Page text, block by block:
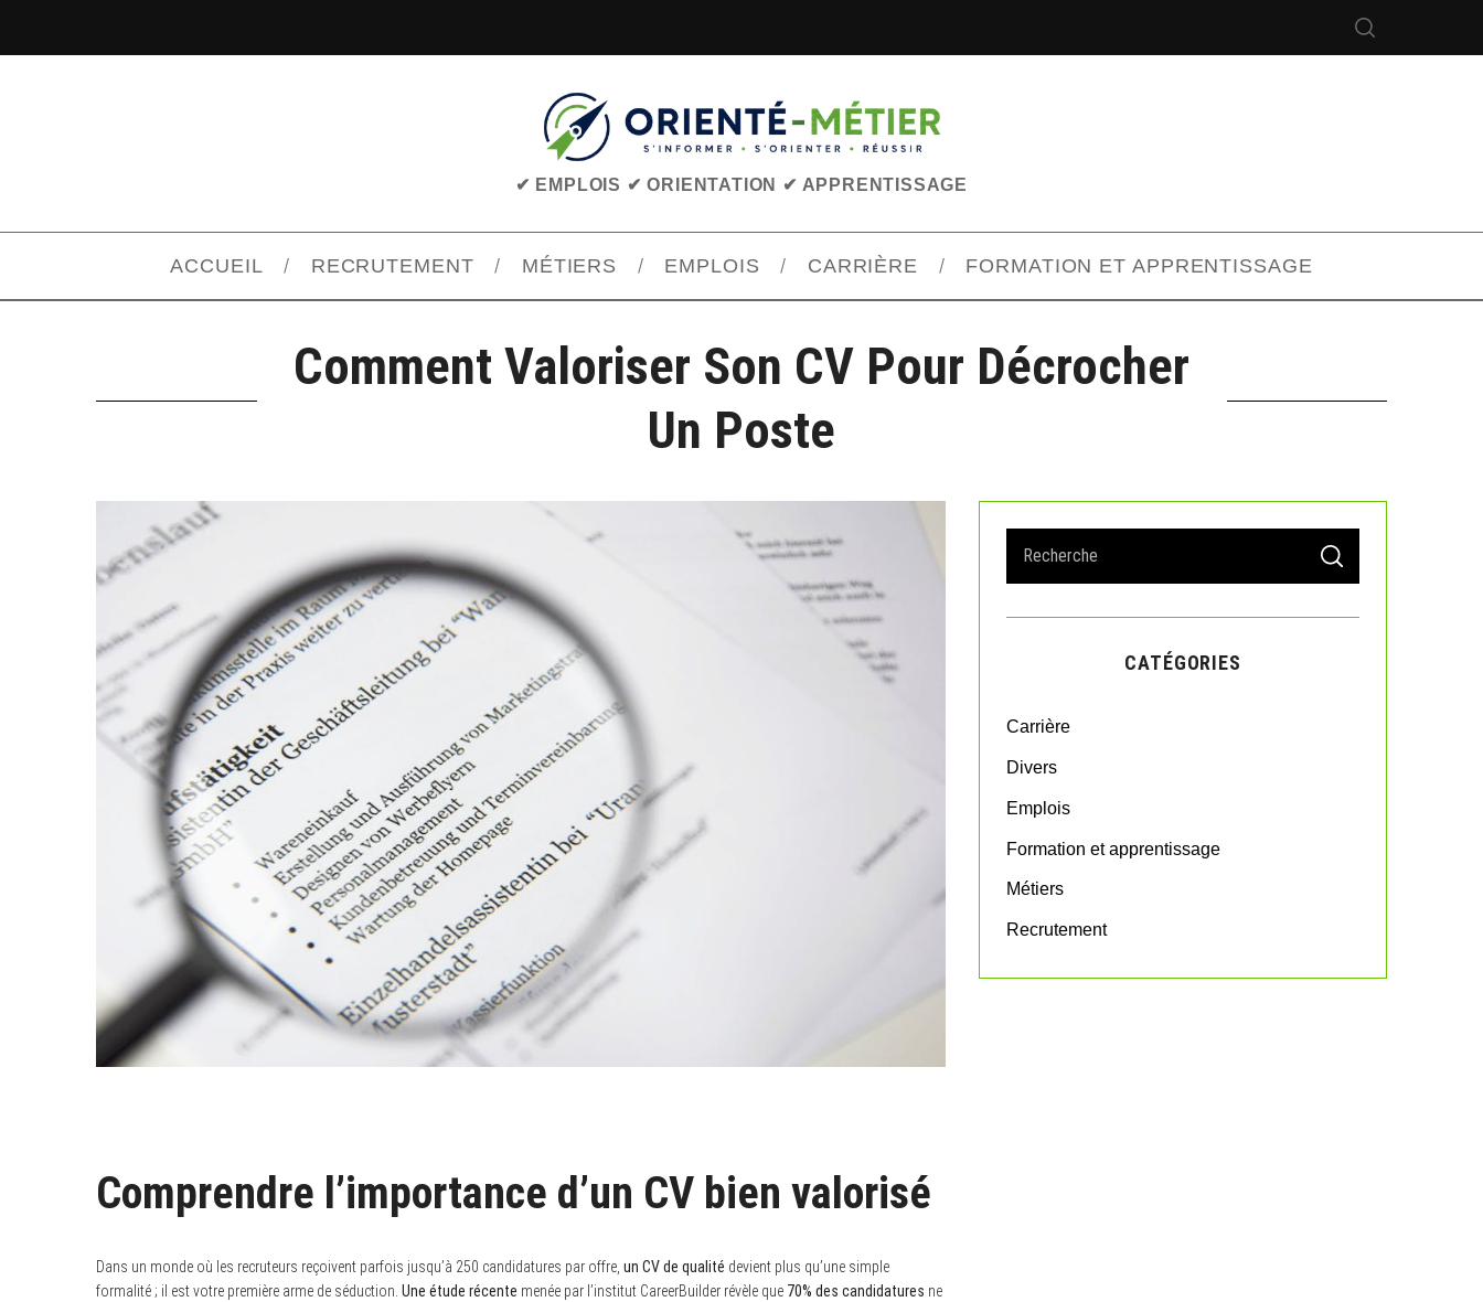
✔ EMPLOIS ✔ ORIENTATION ✔ APPRENTISSAGE
ACCUEIL RECRUTEMENT MÉTIERS EMPLOIS CARRIÈRE FORMATION ET APPRENTISSAGE
Comment Valoriser Son CV Pour Décrocher
Un Poste
Comprendre l’importance d’un CV bien valorisé
Dans un monde où les recruteurs reçoivent parfois jusqu’à 250 candidatures par offre, un CV de qualité devient plus qu’une simple
formalité ; il est votre première arme de séduction. Une étude récente menée par l’institut CareerBuilder révèle que 70% des candidatures ne
a
r
o
S
A
C
CATÉGORIES
Carrière
Divers
Emplois
Formation et apprentissage
Métiers
Recrutement